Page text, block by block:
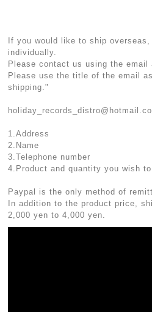
If you would like to ship
individually.
Please contact us using the email
Please use the title of the email
shipping."
1.Address
2.Name
3.Telephone number
4.Product and quantity you wish
Paypal is the only method of
In addition to the product price,
2,000 yen to 4,000 yen.